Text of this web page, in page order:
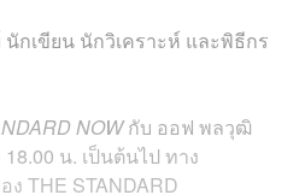
กเขียน นักวิเคราะห์ และพิธีกร
NOWกับ ออฟ พลวุฒิ
น. เป็นต้นไป ทาง
ง THE STANDARD